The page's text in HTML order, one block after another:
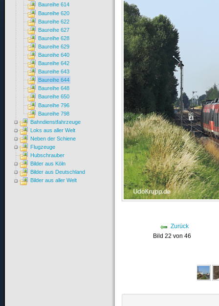
Zurück
Bild 22 von 46
Baureihe 614
Baureihe 620
Baureihe 622
Baureihe 627
Baureihe 628
Baureihe 629
Baureihe 640
Baureihe 642
Baureihe 643
Baureihe 644
Baureihe 648
Baureihe 650
Baureihe 796
Baureihe 798
Bahndienstfahrzeuge
Loks aus aller Welt
Neben der Schiene
Flugzeuge
Hubschrauber
Bilder aus Köln
Bilder aus Deutschland
Bilder aus aller Welt